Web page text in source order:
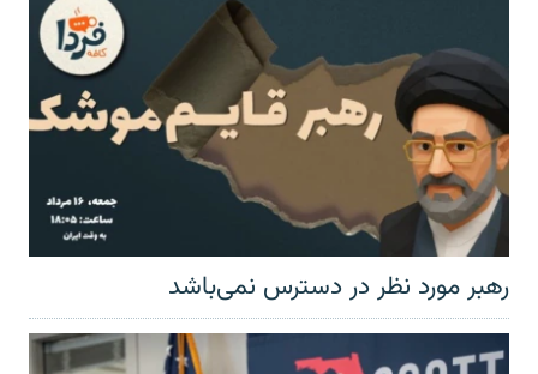
رهبر مورد نظر در دسترس نمی‌باشد